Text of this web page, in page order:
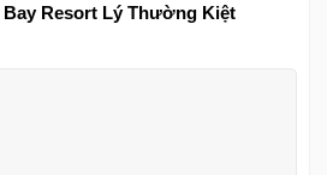
cư Wyndham Sailing Bay Resort Lý Thường Kiệt